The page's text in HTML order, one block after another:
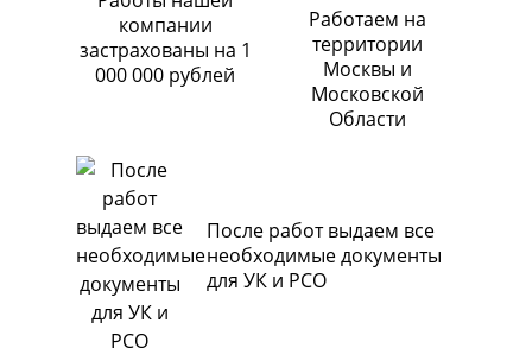
компании
застрахованы на 1
000 000 рублей
Работаем на
территории
Москвы и
Московской
Области
После работ выдаем все
необходимые документы
для УК и РСО